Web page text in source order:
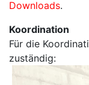
Downloads.
Koordination
Für die
zuständig: